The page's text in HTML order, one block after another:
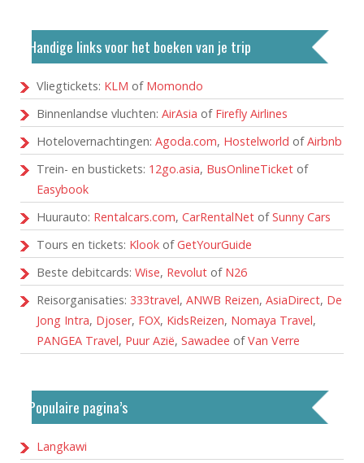
Handige links voor het boeken van je trip
Vliegtickets: KLM of Momondo
Binnenlandse vluchten: AirAsia of Firefly Airlines
Hotelovernachtingen: Agoda.com, Hostelworld ofAirbnb
Trein- en bustickets: 12go.asia, BusOnlineTicket of
Easybook
Huurauto: Rentalcars.com, CarRentalNet ofSunny Cars
Tours en tickets: Klook ofGetYourGuide
Beste debitcards: Wise, Revolut of N26
Reisorganisaties: 333travel, ANWB Reizen, AsiaDirect, De
Jong Intra, Djoser, FOX, KidsReizen, Nomaya Travel,
PANGEA Travel, Puur Azië, Sawadee ofVan Verre
Populaire pagina’s
Langkawi